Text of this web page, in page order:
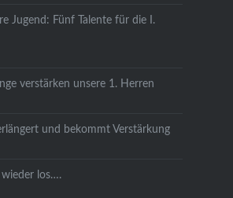
Jugend: Fünf Talente für die I.
verstärken unsere 1. Herren
und bekommt Verstärkung
wieder los….